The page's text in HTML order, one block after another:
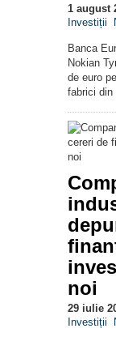
1 august
Investiții
Banca
Nokian
de euro
fabrici din
noi
29 iulie
Investiții